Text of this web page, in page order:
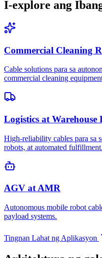
I-explore ang
Commercial Cleaning
Cable solutions para sa
commercial cleaning
Logistics at Warehouse
High-reliability cables para sa
robots, at automated fulfillment.
AGV at AMR
Autonomous mobile robot
payload systems.
Tingnan Lahat ng Aplikasyon